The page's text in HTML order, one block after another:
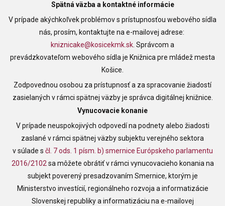
Spätná väzba a kontaktné informácie
V prípade akýchkoľvek problémov s prístupnosťou webového sídla
nás, prosím, kontaktujte na e-mailovej adrese:
kniznicake@kosicekmk.sk . Správcom a
prevádzkovateľom webového sídla je Knižnica pre mládež mesta
Košice
Zodpovednou osobou za prístupnosť a za spracovanie žiadostí
zasielaných v rámci spätnej väzby je správca digitálnej knižnice.
Vynucovacie konanie
V prípade neuspokojivých odpovedí na podnety alebo žiadosti
zaslané v rámci spätnej väzby subjektu verejného sektora
v súlade s čl. 7 ods. 1 písm. b) smernice Európskeho parlamentu
2016/2102 sa môžete obrátiť v rámci vynucovacieho konania na
subjekt poverený presadzovaním Smernice, ktorým je
Ministerstvo investícií, regionálneho rozvoja a informatizácie
Slovenskej republiky a informatizáciu na e-mailovej